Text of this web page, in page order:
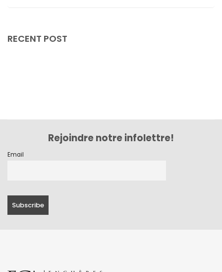
juillet 2023
mai 2023
mars 2023
RECENT POST
Rejoindre notre infolettre!
Email